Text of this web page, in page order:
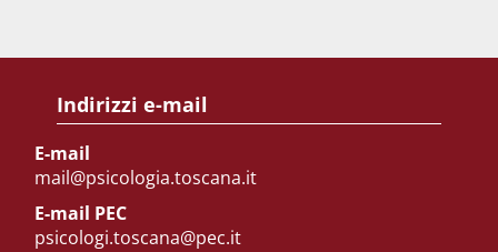
Indirizzi e-mail
E-mail
mail@psicologia.toscana.it
E-mail PEC
psicologi.toscana@pec.it